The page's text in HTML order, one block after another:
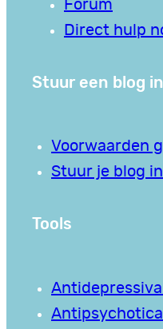
Forum
Direct hulp
Stuur een blog in
Voorwaarden
Stuur je blog in
Tools
Antidepressiva
Antipsychotica